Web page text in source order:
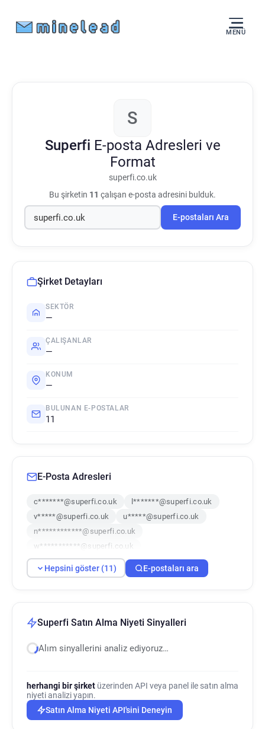
MENÜ
S
Superfi E-posta Adresleri ve
Format
superfi.co.uk
Bu şirketin 11 çalışan e-posta adresini bulduk.
E-postaları Ara
Şirket Detayları
SEKTÖR
—
ÇALIŞANLAR
—
KONUM
—
BULUNAN E-POSTALAR
11
E-Posta Adresleri
c*******@superfi.co.uk
l*******@superfi.co.uk
v*****@superfi.co.uk
u*****@superfi.co.uk
n************@superfi.co.uk
w***********@superfi.co.uk
g*********@superfi.co.uk
b******@superfi.co.uk
l*******@superfi.co.uk
u******@superfi.co.uk
Hepsini göster (11) E-postaları ara
Superfi Satın Alma Niyeti Sinyalleri
Alım sinyallerini analiz ediyoruz…
herhangi bir şirket üzerinden API veya panel ile satın alma
niyeti analizi yapın.
Satın Alma Niyeti API'sini Deneyin